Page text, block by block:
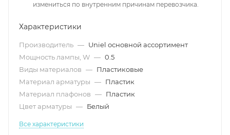
измениться по внутренним причинам перевозчика.
Характеристики
Производитель — Uniel основной ассортимент
Мощность лампы, W — 0.5
Виды материалов — Пластиковые
Материал арматуры — Пластик
Материал плафонов — Пластик
Цвет арматуры — Белый
Все характеристики